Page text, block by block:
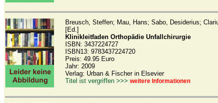
Breusch, Steffen; Mau, Hans; Sabo, Desiderius;
[Ed.]
Klinikleitfaden Orthopädie Unfallchirurgie
ISBN: 3437224727
ISBN13: 9783437224720
Preis: 49.95 Euro
Jahr: 2009
Verlag: Urban & Fischer in Elsevier
Titel ist vergriffen >>> weitere Informationen